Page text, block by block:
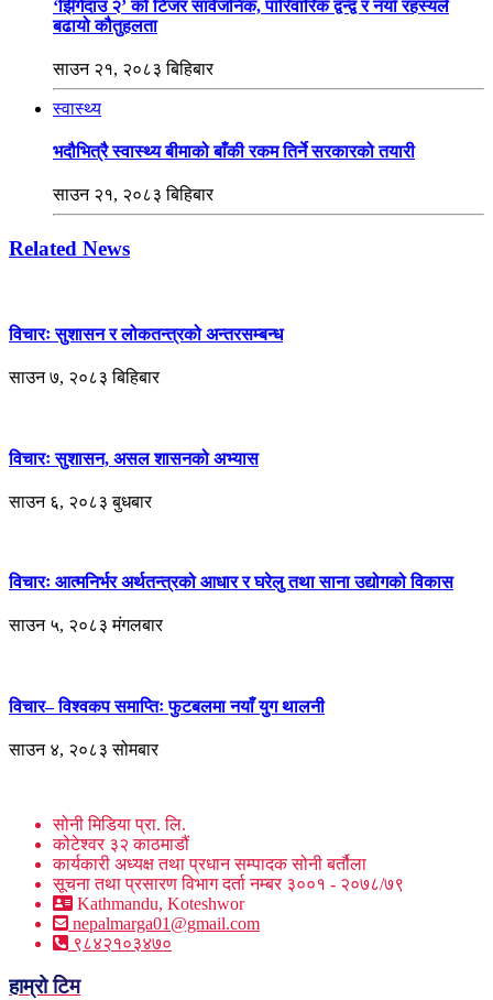
‘झिँगेदाउ २’ को टिजर सार्वजनिक, पारिवारिक द्वन्द्व र नयाँ रहस्यले
बढायो कौतुहलता
साउन २१, २०८३ बिहिबार
स्वास्थ्य
भदौभित्रै स्वास्थ्य बीमाको बाँकी रकम तिर्ने सरकारको तयारी
साउन २१, २०८३ बिहिबार
Related News
विचारः सुशासन र लोकतन्त्रको अन्तरसम्बन्ध
साउन ७, २०८३ बिहिबार
विचारः सुशासन, असल शासनको अभ्यास
साउन ६, २०८३ बुधबार
विचारः आत्मनिर्भर अर्थतन्त्रको आधार र घरेलु तथा साना उद्योगको विकास
साउन ५, २०८३ मंगलबार
विचार– विश्वकप समाप्तिः फुटबलमा नयाँ युग थालनी
साउन ४, २०८३ सोमबार
सोनी मिडिया प्रा. लि.
कोटेश्वर ३२ काठमाडौं
कार्यकारी अध्यक्ष तथा प्रधान सम्पादक सोनी बर्तौला
सूचना तथा प्रसारण विभाग दर्ता नम्बर ३००१ - २०७८/७९
Kathmandu, Koteshwor
nepalmarga01@gmail.com
९८४२१०३४७०
हाम्रो टिम